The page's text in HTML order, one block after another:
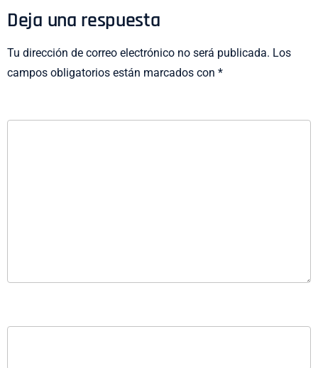
Deja una respuesta
Tu dirección de correo electrónico no será publicada. Los
campos obligatorios están marcados con *